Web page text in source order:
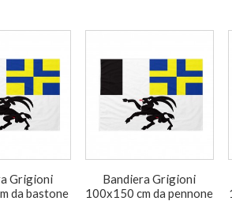
Grigioni
da bastone
Bandiera Grigioni
100x150 cm da pennone